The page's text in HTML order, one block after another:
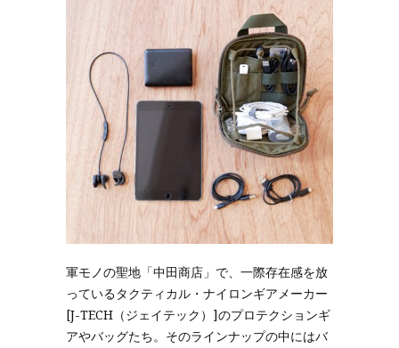
軍モノの聖地「中田商店」で、一際存在感を放
っているタクティカル・ナイロンギアメーカー
[J-TECH（ジェイテック）]のプロテクションギ
アやバッグたち。そのラインナップの中にはバ